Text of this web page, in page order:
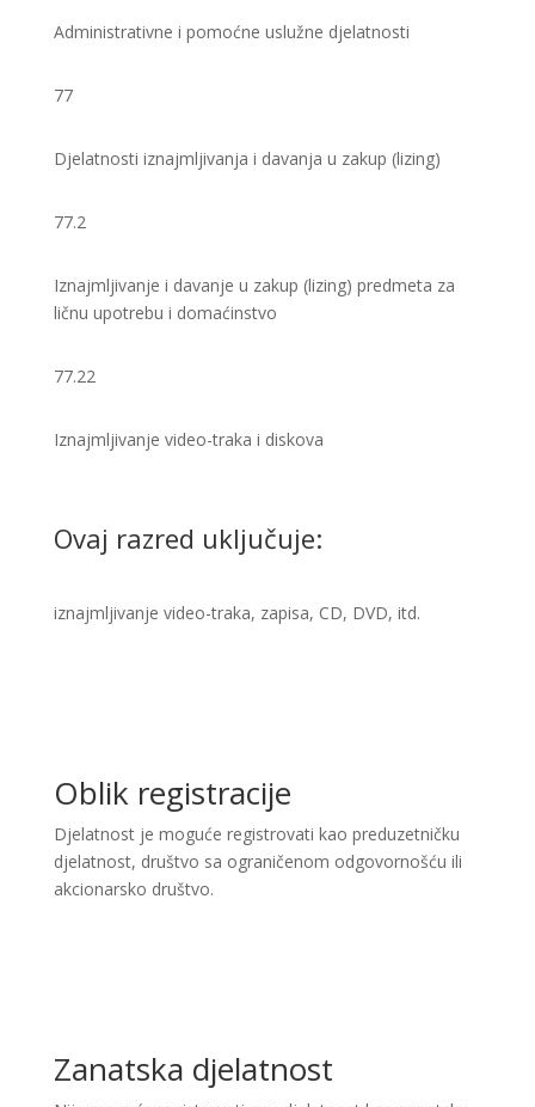
Administrativne i pomoćne uslužne djelatnosti
77
Djelatnosti iznajmljivanja i davanja u zakup (lizing)
77.2
Iznajmljivanje i davanje u zakup (lizing) predmeta za
ličnu upotrebu i domaćinstvo
77.22
Iznajmljivanje video-traka i diskova ​
Ovaj razred uključuje:
iznajmljivanje video-traka, zapisa, CD, DVD, itd. ​
Oblik registracije
Djelatnost je moguće registrovati kao preduzetničku
djelatnost, društvo sa ograničenom odgovornošću ili
akcionarsko društvo.
Zanatska djelatnost